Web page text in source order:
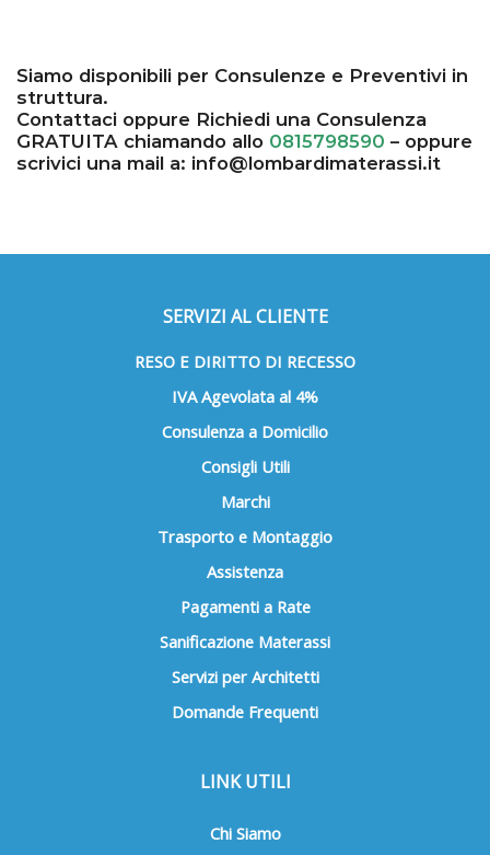
Siamo disponibili per Consulenze e Preventivi in
struttura.
Contattaci oppure Richiedi una Consulenza
GRATUITA chiamando allo 0815798590 – oppure
scrivici una mail a: info@lombardimaterassi.it
SERVIZI AL CLIENTE
RESO E DIRITTO DI RECESSO
IVA Agevolata al 4%
Consulenza a Domicilio
Consigli Utili
Marchi
Trasporto e Montaggio
Assistenza
Pagamenti a Rate
Sanificazione Materassi
Servizi per Architetti
Domande Frequenti
LINK UTILI
Chi Siamo